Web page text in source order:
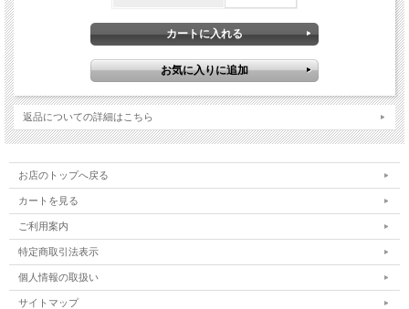
返品についての詳細はこちら
お店のトップへ戻る
カートを見る
ご利用案内
特定商取引法表示
個人情報の取扱い
サイトマップ